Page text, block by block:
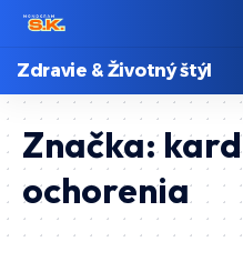
Zdravie & Životný štýl
Značka:
ochorenia